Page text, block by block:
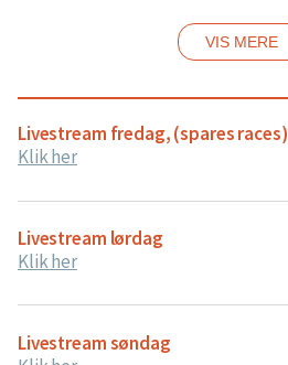
VIS MERE
Livestream fredag, (spares races)
Klik her
Livestream lørdag
Klik her
Livestream søndag